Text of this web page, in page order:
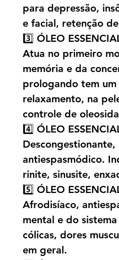
para depressão,
e facial, retenção
3️⃣ ÓLEO
Atua no primeiro
memória e da
prologando tem
relaxamento, na
controle de
4️⃣ ÓLEO
antiespasmódico.
rinite, sinusite,
5️⃣ ÓLEO
Afrodisíaco,
mental e do
cólicas, dores
em geral.